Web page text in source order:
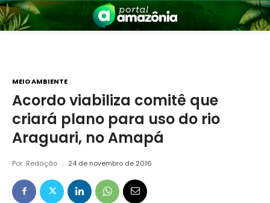
MEIO AMBIENTE
Acordo viabiliza comitê que
criará plano para uso do rio
Araguari, no Amapá
Por Redação 24 de novembro de 2016